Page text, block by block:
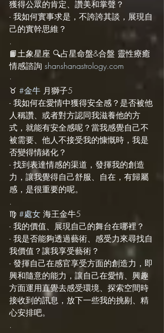
獲得公眾的肯定、讚美和掌聲？
- 我如何實事求是，不誇誇其談，展現自
己的實幹思維？
.
📙土象星座 🔍占星命盤&合盤 靈性療癒
情感諮詢 shanshanastrology.com
·
♉️ #金牛 月獅子5
- 我如何在愛情中獲得安全感？是否被他
人稱讚、或者對方認同我滋養他的方
式，就能有安全感呢？當我感覺自己不
被需要、他人不接受我的慷慨時，我是
否變得情緒化？
- 找到表達情感的渠道，發揮我的創造
力，讓我覺得自己舒服、自在，有歸屬
感，是很重要的呢。
.
♍️ #處女 海王金牛5
- 我的價值、展現自己的舞台在哪裡？
- 我是否能夠透過藝術、感受力來尋找自
我價值？讓我享受藝術？
- 發揮自己在感官享受方面的創造力，即
興和隨意的能力，讓自己在愛情、興趣
方面運用直覺去感受環境、探索空間時
接收到的訊息，放下一些我的挑剔、精
心安排吧。
.